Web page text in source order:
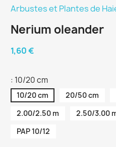
Arbustes et Plantes de
Nerium oleander
1,60 €
: 10/20 cm
10/20 cm 20/50 cm
2.00/2.50 m
2.50/3.00
PAP 10/12